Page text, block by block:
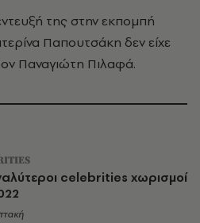
της στην εκπομπή
Παπουτσάκη δεν είχε
Παναγιώτη Πιλαφά.
celebrities χωρισμοί